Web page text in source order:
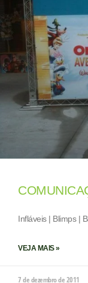
Infláveis | Blimps |
VEJA MAIS »
7 de dezembro de 2011